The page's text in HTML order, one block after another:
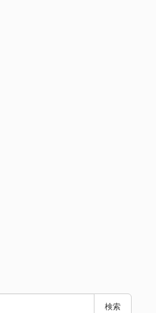
検索